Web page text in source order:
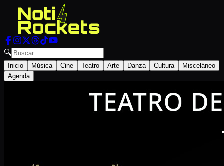
🔍
Inicio Música Cine Teatro Arte Danza Cultura
Misceláneo
Agenda